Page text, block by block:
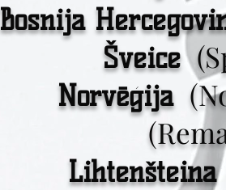
Bosnija
Šveice
Norvēģija
Lihtenšteina